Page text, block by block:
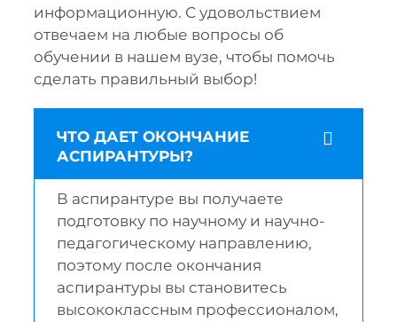
информационную. С удовольствием
отвечаем на любые вопросы об
обучении в нашем вузе, чтобы помочь
сделать правильный выбор!
ЧТО ДАЕТ ОКОНЧАНИЕ
АСПИРАНТУРЫ?
В аспирантуре вы получаете
подготовку по научному и научно-
педагогическому направлению,
поэтому после окончания
аспирантуры вы становитесь
высококлассным профессионалом,